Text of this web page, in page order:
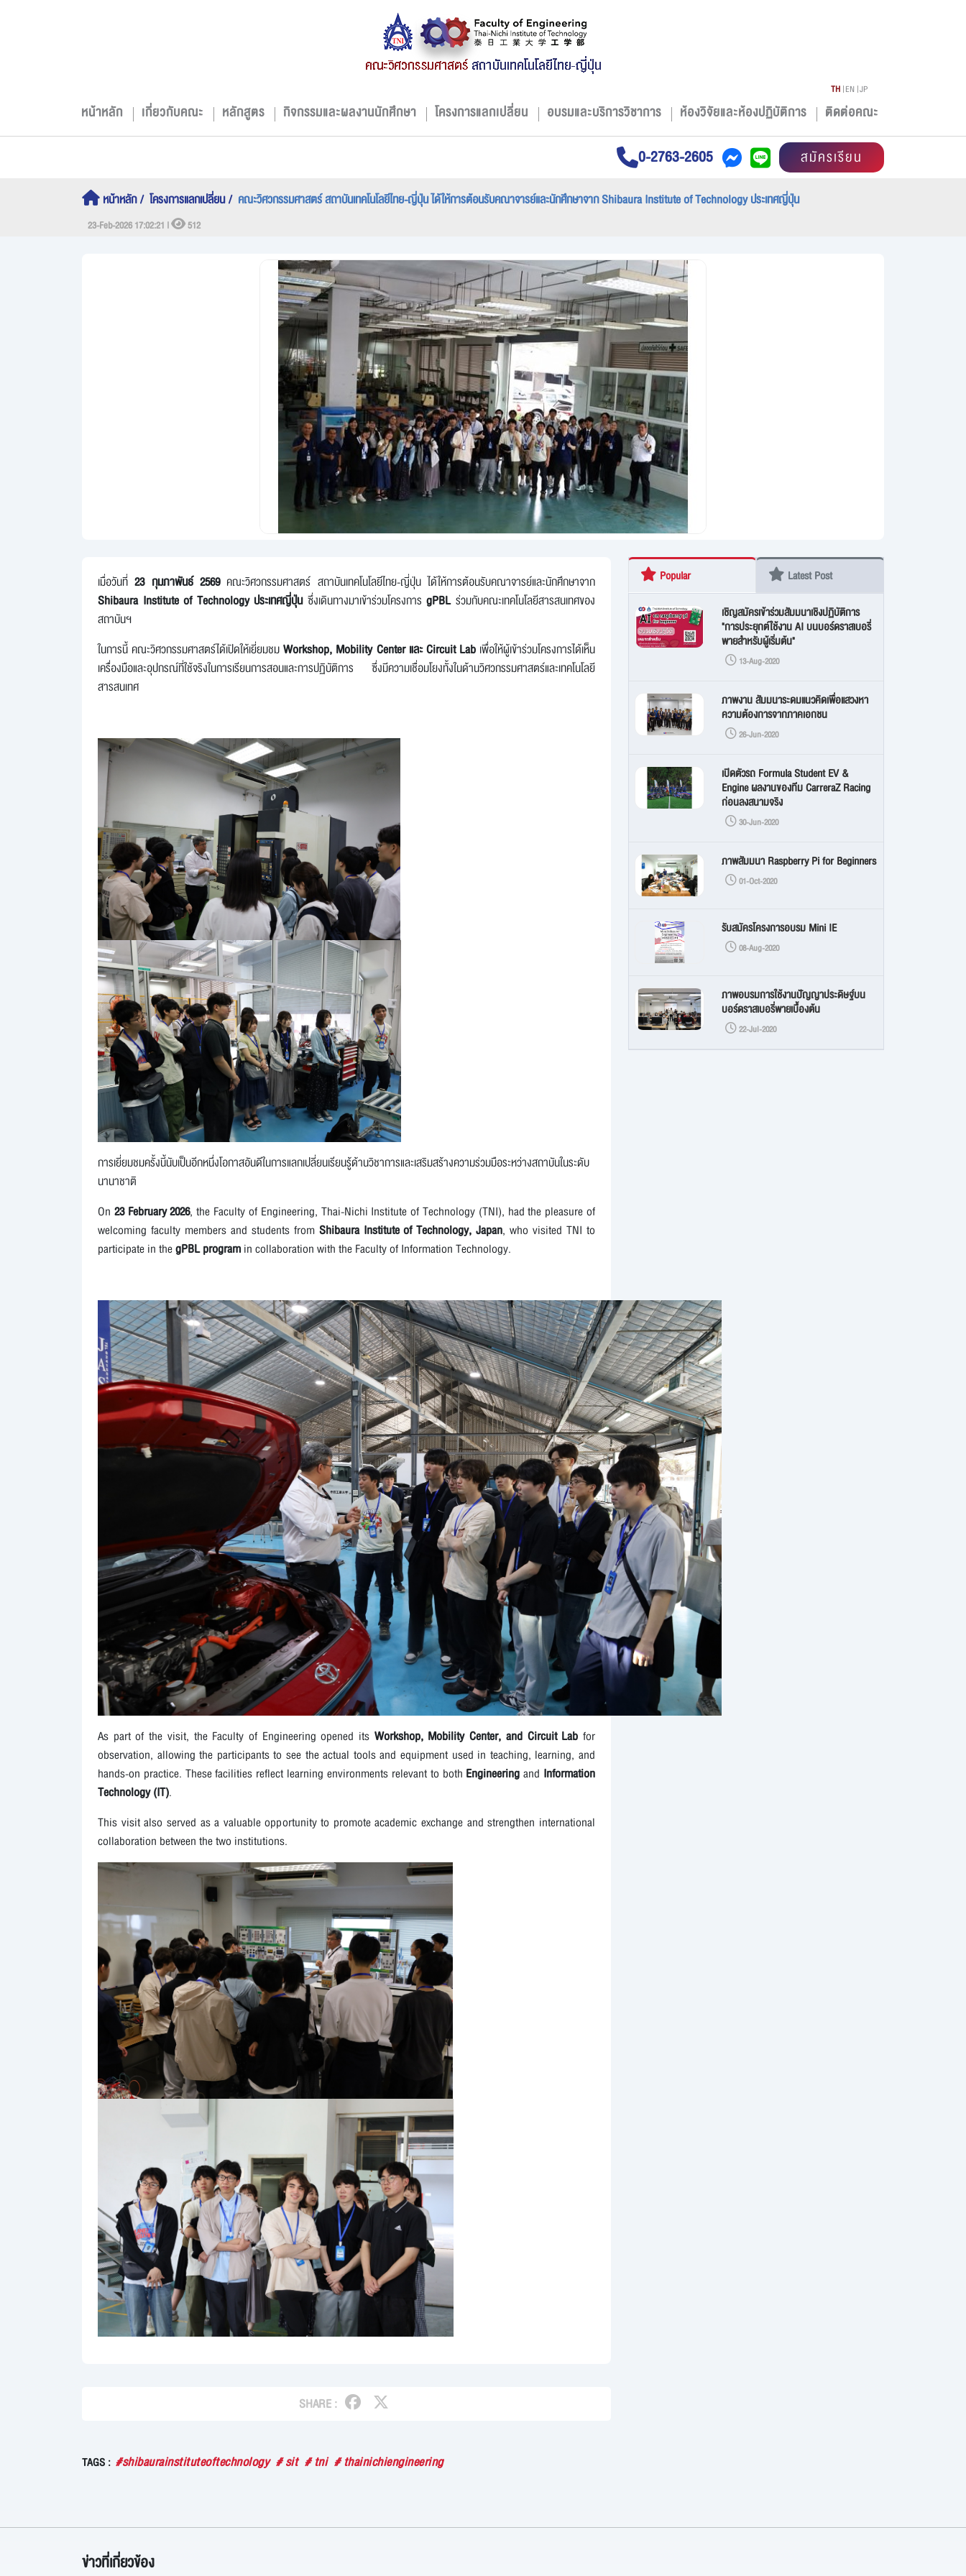
หน้าหลัก เกี่ยวกับคณะ หลักสูตร กิจกรรมและผลงานนักศึกษา โครงการแลกเปลี่ยน อบรมและบริการวิชาการ ห้องวิจัยและห้องปฏิบัติการ ติดต่อคณะ
TH EN JP
0-2763-2605 สมัครเรียน
หน้าหลัก โครงการแลกเปลี่ยน คณะวิศวกรรมศาสตร์ สถาบันเทคโนโลยีไทย-ญี่ปุ่น ได้ให้การต้อนรับคณาจารย์และนักศึกษาจาก Shibaura Institute of Technology ประเทศญี่ปุ่น
23-Feb-2026 17:02:21 | 512
เมื่อวันที่23 กุมภาพันธ์ 2569คณะวิศวกรรมศาสตร์ สถาบันเทคโนโลยีไทย-ญี่ปุ่น ได้ให้การต้อนรับคณาจารย์และนักศึกษาจาก
Shibaura Institute of Technology ประเทศญี่ปุ่นซึ่งเดินทางมาเข้าร่วมโครงการgPBLร่วมกับคณะเทคโนโลยีสารสนเทศของ
สถาบันฯ
ในการนี้ คณะวิศวกรรมศาสตร์ได้เปิดให้เยี่ยมชมWorkshop, Mobility Center และ Circuit Labเพื่อให้ผู้เข้าร่วมโครงการได้เห็น
เครื่องมือและอุปกรณ์ที่ใช้จริงในการเรียนการสอนและการปฏิบัติการ ซึ่งมีความเชื่อมโยงทั้งในด้านวิศวกรรมศาสตร์และเทคโนโลยี
สารสนเทศ
การเยี่ยมชมครั้งนี้นับเป็นอีกหนึ่งโอกาสอันดีในการแลกเปลี่ยนเรียนรู้ด้านวิชาการและเสริมสร้างความร่วมมือระหว่างสถาบันในระดับ
นานาชาติ
On 23 February 2026, the Faculty of Engineering, Thai-Nichi Institute of Technology (TNI), had the pleasure of
welcoming faculty members and students from Shibaura Institute of Technology, Japan, who visited TNI to
participate in thegPBL programin collaboration with the Faculty of Information Technology.
As part of the visit, the Faculty of Engineering opened its Workshop, Mobility Center, and Circuit Lab for
observation, allowing the participants to see the actual tools and equipment used in teaching, learning, and
hands-on practice. These facilities reflect learning environments relevant to both Engineeringand Information
Technology (IT).
This visit also served as a valuable opportunity to promote academic exchange and strengthen international
collaboration between the two institutions.
SHARE :
Popular Latest Post
เชิญสมัครเข้าร่วมสัมมนาเชิงปฏิบัติการ
"การประยุกต์ใช้งาน AI บนบอร์ดราสเบอรี่
พายสำหรับผู้เริ่มต้น"
13-Aug-2020
ภาพงาน สัมมนาระดมแนวคิดเพื่อแสวงหา
ความต้องการจากภาคเอกชน
26-Jun-2020
เปิดตัวรถ Formula Student EV &
Engine ผลงานของทีม CarreraZ Racing
ก่อนลงสนามจริง
30-Jun-2020
ภาพสัมมนา Raspberry Pi for Beginners
01-Oct-2020
รับสมัครโครงการอบรม Mini IE
08-Aug-2020
ภาพอบรมการใช้งานปัญญาประดิษฐ์บน
บอร์ดราสเบอรี่พายเบื้องต้น
22-Jul-2020
TAGS : #shibaurainstituteoftechnology # sit # tni # thainichiengineering
ข่าวที่เกี่ยวข้อง